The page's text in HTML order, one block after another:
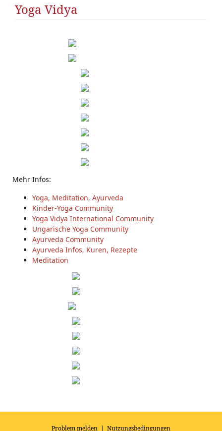
Yoga Vidya
Mehr Infos:
Yoga, Meditation, Ayurveda
Kinder-Yoga Community
Yoga Vidya International Community
Ungarische Yoga Community
Ayurveda Community
Ayurveda Infos, Kuren, Rezepte
Meditation
Problem melden | Nutzungsbedingungen